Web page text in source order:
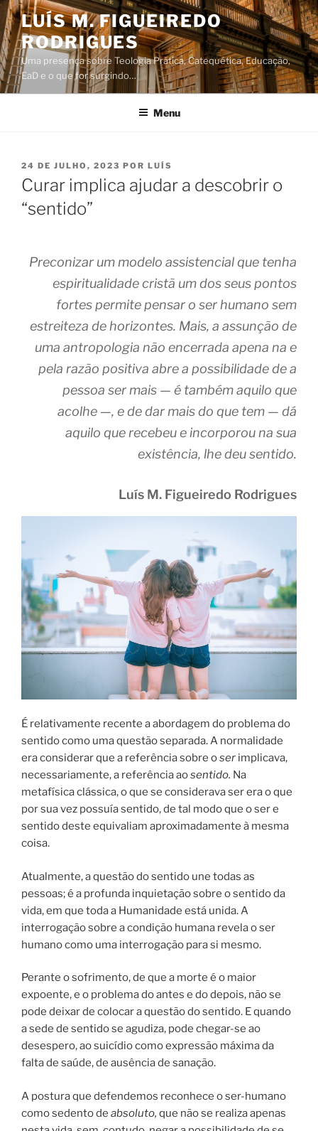
Saltar
para
o
conteúdo
LUÍS M. FIGUEIREDO
RODRIGUES
Uma presença sobre Teologia Prática, Catequética, Educação,
EaD e o que for surgindo…
Menu
PUBLICADO
EM
24 DE JULHO, 2023 POR LUÍS
Curar implica ajudar a descobrir o
“sentido”
Preconizar um modelo assistencial que tenha
espiritualidade cristã um dos seus pontos
fortes permite pensar o ser humano sem
estreiteza de horizontes. Mais, a assunção de
uma antropologia não encerrada apena na e
pela razão positiva abre a possibilidade de a
pessoa ser mais — é também aquilo que
acolhe —, e de dar mais do que tem — dá
aquilo que recebeu e incorporou na sua
existência, lhe deu sentido.
Luís M. Figueiredo Rodrigues
É relativamente recente a abordagem do problema do
sentido como uma questão separada. A normalidade
era considerar que a referência sobre oser implicava,
necessariamente, a referência aosentido. Na
metafísica clássica, o que se considerava ser era o que
por sua vez possuía sentido, de tal modo que o ser e
sentido deste equivaliam aproximadamente à mesma
coisa.
Atualmente, a questão do sentido une todas as
pessoas; é a profunda inquietação sobre o sentido da
vida, em que toda a Humanidade está unida. A
interrogação sobre a condição humana revela o ser
humano como uma interrogação para si mesmo.
Perante o sofrimento, de que a morte é o maior
expoente, e o problema do antes e do depois, não se
pode deixar de colocar a questão do sentido. E quando
a sede de sentido se agudiza, pode chegar-se ao
desespero, ao suicídio como expressão máxima da
falta de saúde, de ausência de sanação.
A postura que defendemos reconhece o ser-humano
como sedento de absoluto, que não se realiza apenas